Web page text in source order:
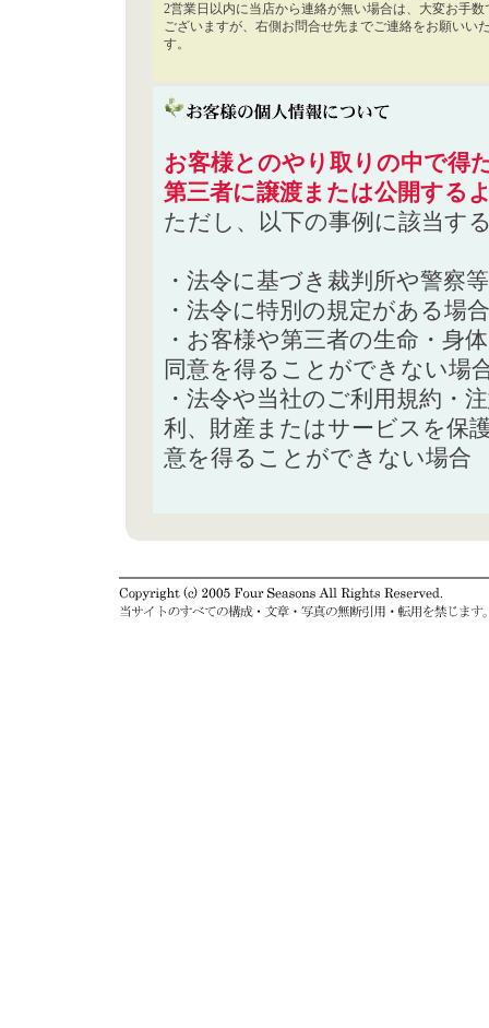
2営業日以内に当店から連絡が無い場合は、大変お手数
ございますが、右側お問合せ先までご連絡をお願いい
す。
お客様とのやり取りの中で得
第三者に譲渡または公開する
ただし、以下の事例に該当す
・法令に基づき裁判所や警察
・法令に特別の規定がある場合
・お客様や第三者の生命・身
同意を得ることができない場
・法令や当社のご利用規約・
利、財産またはサービスを保
意を得ることができない場合